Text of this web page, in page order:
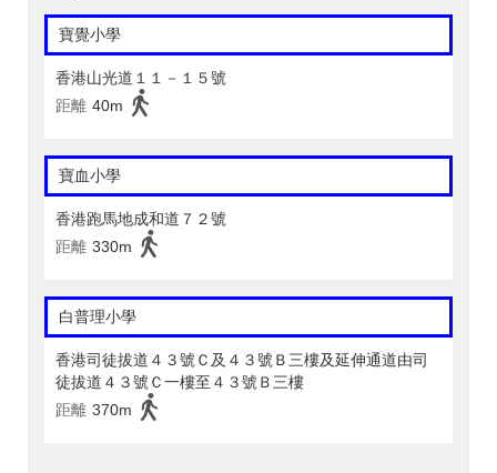
寶覺小學
香港山光道１１－１５號
距離 40m
寶血小學
香港跑馬地成和道７２號
距離 330m
白普理小學
香港司徒拔道４３號Ｃ及４３號Ｂ三樓及延伸通道由司
徒拔道４３號Ｃ一樓至４３號Ｂ三樓
距離 370m